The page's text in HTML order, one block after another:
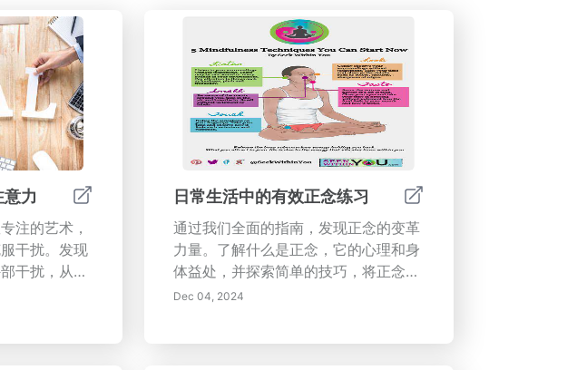
力
注的艺术，
干扰。发现
干扰，从正
效的工作空
日常生活中的有效正念练习
通过我们全面的指南，发现正念的变革
力量。了解什么是正念，它的心理和身
体益处，并探索简单的技巧，将正念融
入你的日常生活。从正念呼吸练习到感
Dec 04, 2024